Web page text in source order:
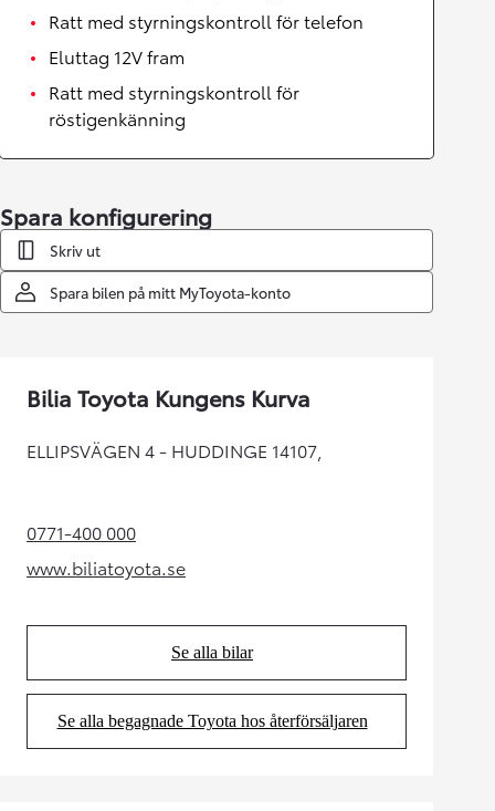
Ratt med styrningskontroll för telefon
Eluttag 12V fram
Ratt med styrningskontroll för
röstigenkänning
Spara konfigurering
Skriv ut
Spara bilen på mitt MyToyota-konto
Bilia Toyota Kungens Kurva
ELLIPSVÄGEN 4 - HUDDINGE 14107,
0771-400 000(Opens in new tab)
www.biliatoyota.se
(Opens in new tab)
Se alla bilar
(Opens in new tab)
Se alla begagnade Toyota hos återförsäljaren
(Opens in new tab)